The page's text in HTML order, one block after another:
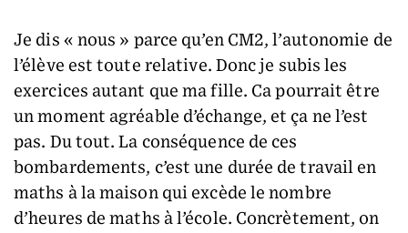
Je dis « nous » parce qu’en CM2, l’autonomie de
l’élève est toute relative. Donc je subis les
exercices autant que ma fille. Ca pourrait être
un moment agréable d’échange, et ça ne l’est
pas. Du tout. La conséquence de ces
bombardements, c’est une durée de travail en
maths à la maison qui excède le nombre
d’heures de maths à l’école. Concrètement, on